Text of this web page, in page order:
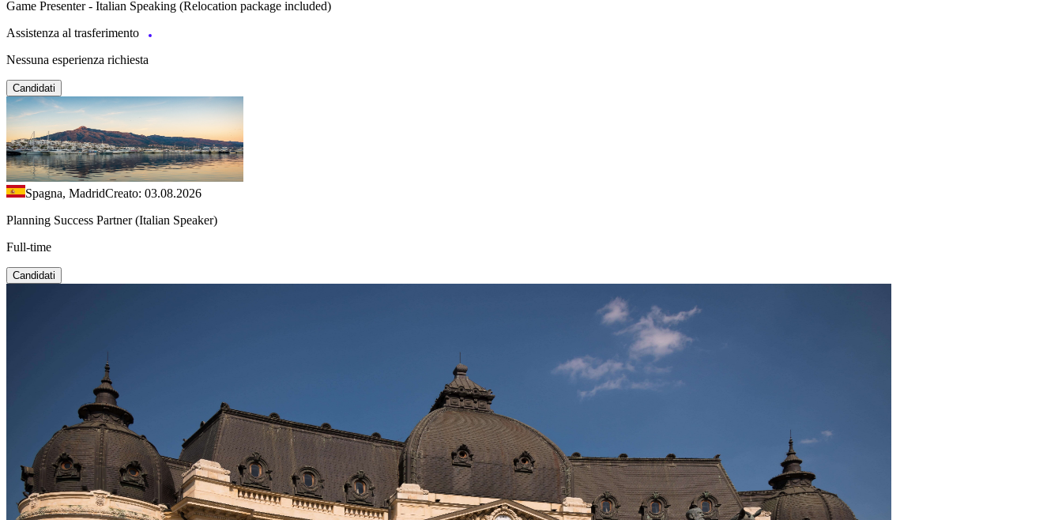
Game Presenter - Italian Speaking (Relocation package included)
Assistenza al trasferimento
Nessuna esperienza richiesta
Candidati
Spagna, MadridCreato: 03.08.2026
Planning Success Partner (Italian Speaker)
Full-time
Candidati